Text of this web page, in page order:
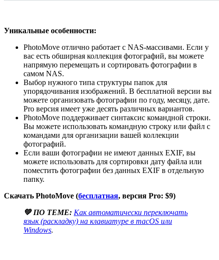
Уникальные особенности:
PhotoMove отлично работает с NAS-массивами. Если у
вас есть обширная коллекция фотографий, вы можете
напрямую перемещать и сортировать фотографии в
самом NAS.
Выбор нужного типа структуры папок для
упорядочивания изображений. В бесплатной версии вы
можете организовать фотографии по году, месяцу, дате.
Pro версия имеет уже десять различных вариантов.
PhotoMove поддерживает синтаксис командной строки.
Вы можете использовать командную строку или файл с
командами для организации вашей коллекции
фотографий.
Если ваши фотографии не имеют данных EXIF, вы
можете использовать для сортировки дату файла или
поместить фотографии без данных EXIF ​​в отдельную
папку.
Скачать PhotoMove (бесплатная, версия Pro: $9)
💚 ПО ТЕМЕ: Как автоматически переключать
язык (раскладку) на клавиатуре в macOS или
Windows.